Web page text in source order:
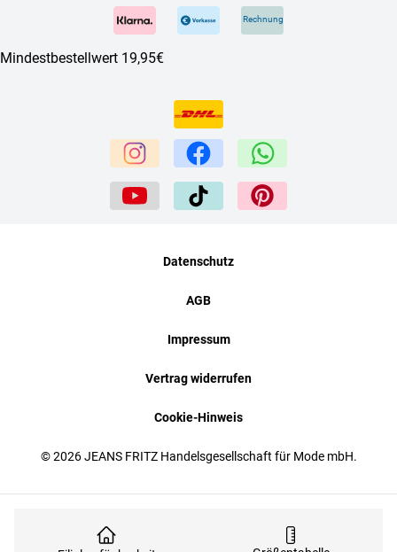
Rechnung
Mindestbestellwert 19,95€
© 2026 JEANS FRITZ Handelsgesellschaft für Mode mbH.
Datenschutz
AGB
Impressum
Vertrag widerrufen
Cookie-Hinweis